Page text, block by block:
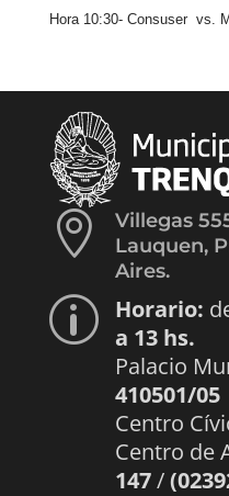
Hora 10:30- Consuser vs.

Villegas
Lauquen,
Aires.
p Horario:
a 13 hs.
Palacio
410501/05
Centro
Centro de
147/